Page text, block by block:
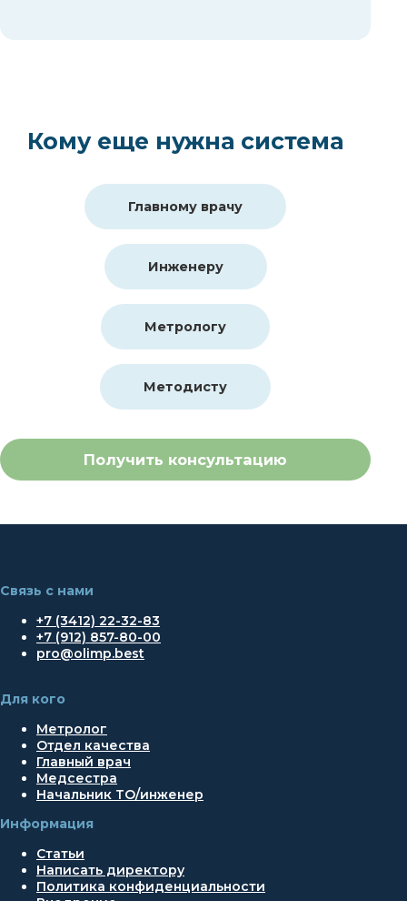
Кому еще нужна система
Главному врачу
Инженеру
Метрологу
Методисту
Получить консультацию
Связь с нами
+7 (3412) 22-32-83
+7 (912) 857-80-00
pro@olimp.best
Для кого
Метролог
Отдел качества
Главный врач
Медсестра
Начальник ТО/инженер
Информация
Статьи
Написать директору
Политика конфиденциальности